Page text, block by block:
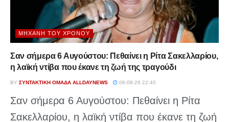
ΜΗΧΑΝΉ ΤΟΥ ΧΡΌΝΟΥ
Σαν σήμερα 6 Αυγούστου: Πεθαίνει η Ρίτα Σακελλαρίου,
η λαϊκή ντίβα που έκανε τη ζωή της τραγούδι
BY ΣΥΝΤΑΚΤΙΚΉ ΟΜΆΔΑ ALLDAYNEWS 06-08-26 22:40
Σαν σήμερα 6 Αυγούστου: Πεθαίνει η Ρίτα
Σακελλαρίου, η λαϊκή ντίβα που έκανε τη ζωή